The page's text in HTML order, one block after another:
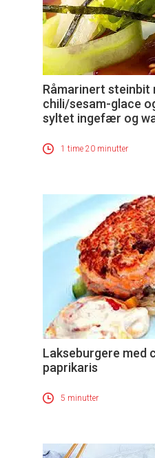
Råmarinert steinbit
chili/sesam-glace
syltet ingefær og
1 time 20 minutter
Lakseburgere med
paprikaris
5 minutter